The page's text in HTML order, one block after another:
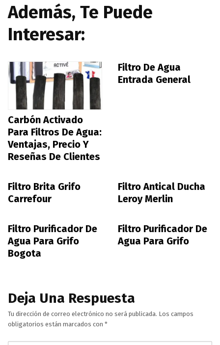
Además, Te Puede
Interesar:
Carbón Activado
Para Filtros De Agua:
Ventajas, Precio Y
Reseñas De Clientes
Filtro De Agua
Entrada General
Filtro Brita Grifo
Carrefour
Filtro Antical Ducha
Leroy Merlin
Filtro Purificador De
Agua Para Grifo
Bogota
Filtro Purificador De
Agua Para Grifo
Deja Una Respuesta
Tu dirección de correo electrónico no será publicada. Los campos
obligatorios están marcados con *